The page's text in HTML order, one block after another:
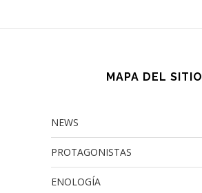
MAPA DEL SITIO
NEWS
PROTAGONISTAS
ENOLOGÍA